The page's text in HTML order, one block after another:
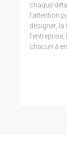
chaque
l’attention
designer,
chacun à